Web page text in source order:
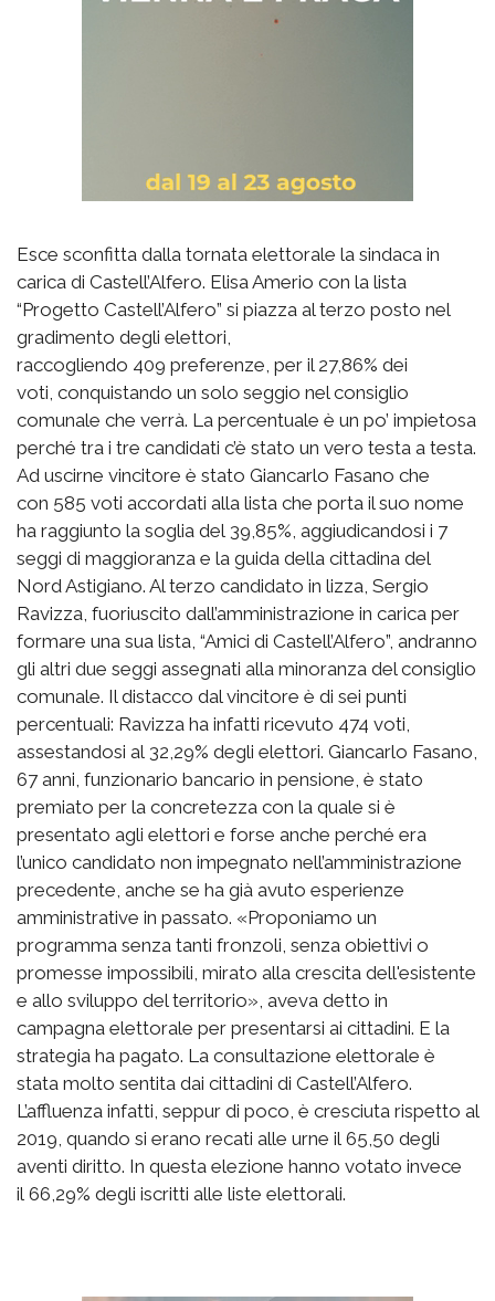
Esce sconfitta dalla tornata elettorale la sindaca in
carica di Castell’Alfero. Elisa Amerio con la lista
“Progetto Castell’Alfero” si piazza al terzo posto nel
gradimento degli elettori,
raccogliendo 409 preferenze, per il 27,86% dei
voti, conquistando un solo seggio nel consiglio
comunale che verrà. La percentuale è un po’ impietosa
perché tra i tre candidati c’è stato un vero testa a testa.
Ad uscirne vincitore è stato Giancarlo Fasano che
con 585 voti accordati alla lista che porta il suo nome
ha raggiunto la soglia del 39,85%, aggiudicandosi i 7
seggi di maggioranza e la guida della cittadina del
Nord Astigiano. Al terzo candidato in lizza, Sergio
Ravizza, fuoriuscito dall’amministrazione in carica per
formare una sua lista, “Amici di Castell’Alfero”, andranno
gli altri due seggi assegnati alla minoranza del consiglio
comunale. Il distacco dal vincitore è di sei punti
percentuali: Ravizza ha infatti ricevuto 474 voti,
assestandosi al 32,29% degli elettori. Giancarlo Fasano,
67 anni, funzionario bancario in pensione, è stato
premiato per la concretezza con la quale si è
presentato agli elettori e forse anche perché era
l’unico candidato non impegnato nell’amministrazione
precedente, anche se ha già avuto esperienze
amministrative in passato. «Proponiamo un
programma senza tanti fronzoli, senza obiettivi o
promesse impossibili, mirato alla crescita dell'esistente
e allo sviluppo del territorio», aveva detto in
campagna elettorale per presentarsi ai cittadini. E la
strategia ha pagato. La consultazione elettorale è
stata molto sentita dai cittadini di Castell’Alfero.
L’affluenza infatti, seppur di poco, è cresciuta rispetto al
2019, quando si erano recati alle urne il 65,50 degli
aventi diritto. In questa elezione hanno votato invece
il 66,29% degli iscritti alle liste elettorali.